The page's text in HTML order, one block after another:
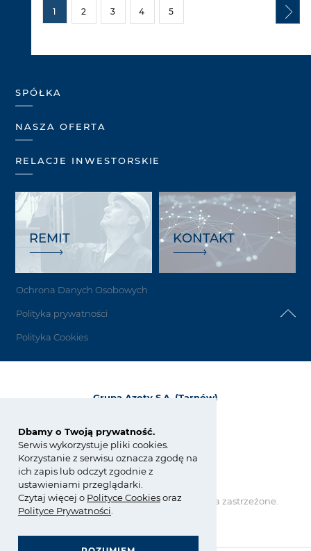
Dbamy o Twoją prywatność.
Serwis wykorzystuje pliki cookies.
Korzystanie z serwisu oznacza zgodę na
ich zapis lub odczyt zgodnie z
ustawieniami przeglądarki.
Czytaj więcej o PolityceCookiesoraz
Polityce Prywatności
1 2 3 4 5
SPÓŁKA
NASZA OFERTA
RELACJE INWESTORSKIE
REMIT KONTAKT
Ochrona Danych Osobowych
Polityka prywatności
Polityka Cookies
Grupa Azoty S.A. (Tarnów)
33-101 Tarnów, Polska
tel.:+48 14 637 37 37
fax: +48 14 633 07 18
tarnow@grupaazoty.com
Copyright © Grupa Azoty. Wszelkie prawa zastrzeżone.